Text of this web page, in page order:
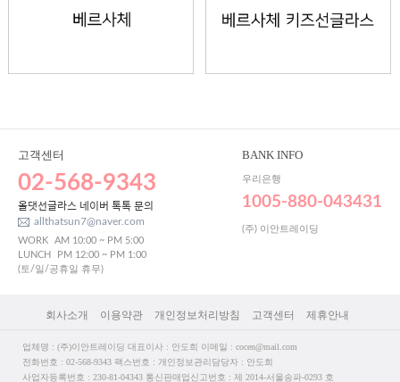
고객센터
02-568-9343
올댓선글라스 네이버 톡톡 문의
allthatsun7@naver.com
WORK
AM 10:00 ~ PM 5:00
LUNCH
PM 12:00 ~ PM 1:00
(토/일/공휴일 휴무)
BANK INFO
우리은행
1005-880-043431
(주) 이안트레이딩
회사소개 이용약관 개인정보처리방침 고객센터 제휴안내
업체명 : (주)이안트레이딩 대표이사 : 안도희 이메일 : cocen@mail.com
전화번호 : 02-568-9343 팩스번호 : 개인정보관리담당자 : 안도희
사업자등록번호 : 230-81-04343 통신판매업신고번호 : 제 2014-서울송파-0293 호